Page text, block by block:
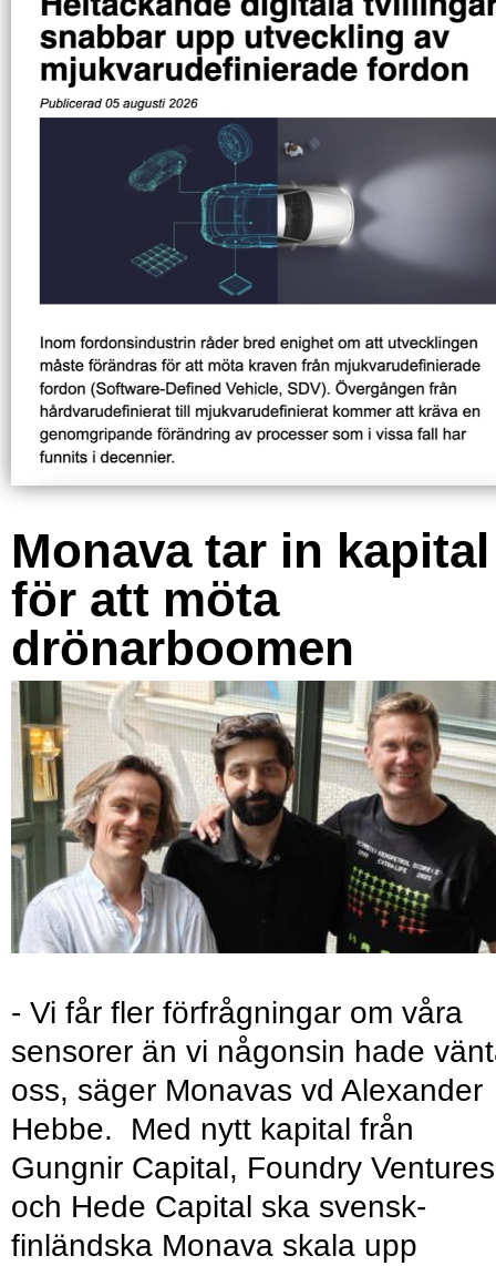
Monava tar in kapital
för att möta
drönarboomen
- Vi får fler förfrågningar om våra
sensorer än vi någonsin hade
oss, säger Monavas vd Alexander
Hebbe. Med nytt kapital från
Gungnir Capital, Foundry Ventures
och Hede Capital ska svensk-
finländska Monava skala upp